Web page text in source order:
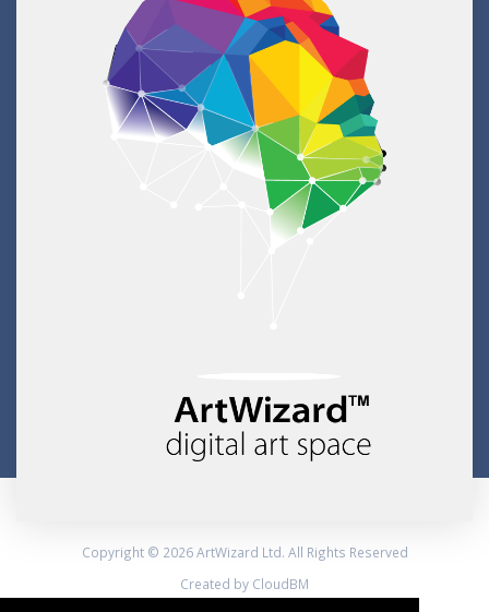
Copyright © 2026 ArtWizard Ltd. All Rights Reserved
Created by CloudBM